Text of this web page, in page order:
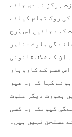
ہرگز نہ دی جائے
روک تھام کیلئے
کیے جائیں اس طرح
گی ملوث عناصر
ان کے خلاف قانونی
قسم کے کاروبار
کہا کہ وہ غیر
بصورت دیگر ملوث
کیونکہ وہ کسی
مستحق نہیں ہیں۔